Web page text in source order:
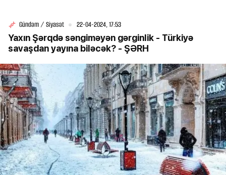
Gündəm / Siyasət 22-04-2024, 17:53
Yaxın Şərqdə səngiməyən gərginlik - Türkiyə
savaşdan yayına biləcək? - ŞƏRH